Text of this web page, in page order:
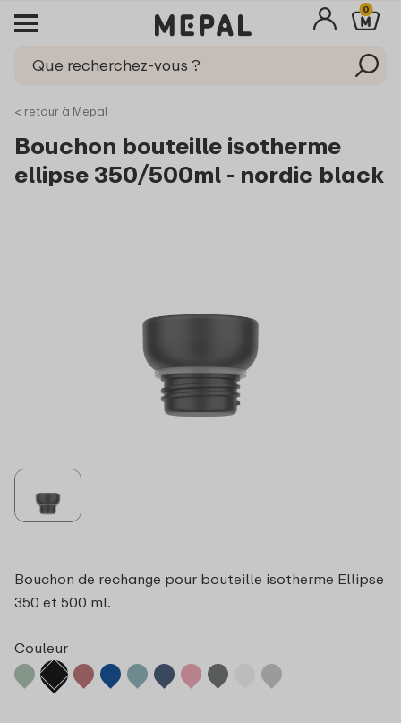
0
< retour à Mepal
Bouchon bouteille isotherme
ellipse 350/500ml - nordic black
Bouchon de rechange pour bouteille isotherme Ellipse
350 et 500 ml.
Couleur